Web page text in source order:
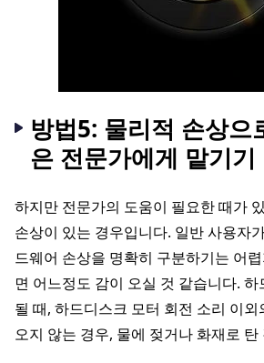
방법5: 물리적 손상으
은 전문가에게 맡기기
하지만 전문가의 도움이 필요한 때가
손상이 있는 경우입니다. 일반 사용자
드웨어 손상을 명확히 구분하기는 어
면 어느정도 감이 오실 것 같습니다.
될 때, 하드디스크 모터 회전 소리 이외
오지 않는 경우, 물에 젖거나 화재로